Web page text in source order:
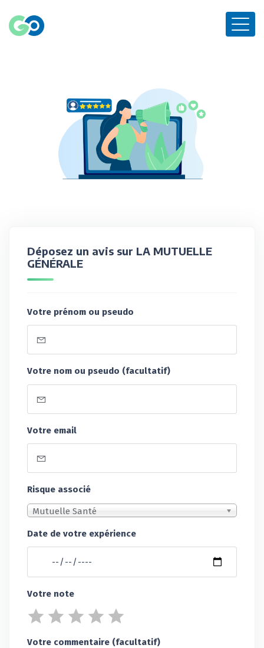
Déposez un avis sur LA MUTUELLE
GÉNÉRALE
Votre prénom ou pseudo
Votre nom ou pseudo (facultatif)
Votre email
Risque associé
Mutuelle Santé
Date de votre expérience
Votre note
Votre commentaire (facultatif)